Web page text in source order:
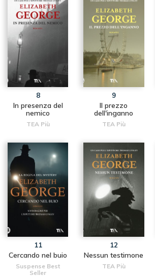
8
In presenza del
nemico
TEA Più
9
Il prezzo
dell'inganno
TEA Più
11
Cercando nel buio
Suspense Best
Seller
12
Nessun testimone
TEA Più